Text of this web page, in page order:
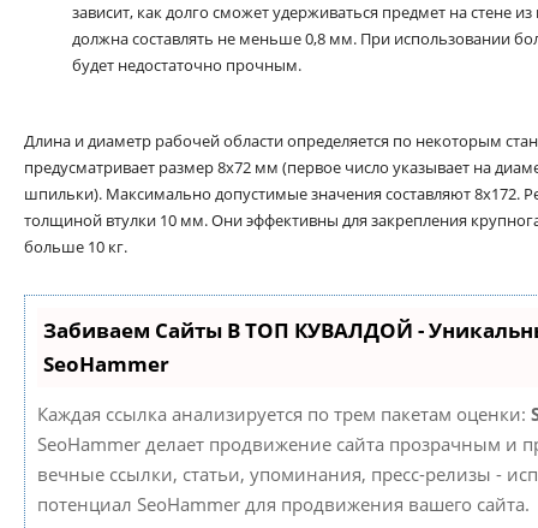
зависит, как долго сможет удерживаться предмет на стене
должна составлять не меньше 0,8 мм. При использовании
будет недостаточно прочным.
Длина и диаметр рабочей области определяется по некоторым
предусматривает размер 8х72 мм (первое число указывает на
шпильки). Максимально допустимые значения составляют 8х172.
толщиной втулки 10 мм. Они эффективны для закрепления
больше 10 кг.
Забиваем Сайты В ТОП КУВАЛДОЙ -
SeoHammer
Каждая ссылка анализируется по трем пакетам оценки:
SeoHammer делает продвижение сайта прозрачным и
вечные ссылки, статьи, упоминания, пресс-релизы -
потенциал SeoHammer для продвижения вашего сайта.